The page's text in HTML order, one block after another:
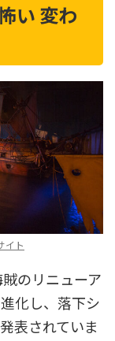
い 変わ
イト
のリニューア
化し、落下シ
表されていま